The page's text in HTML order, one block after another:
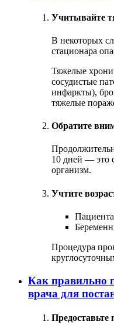
Учитывайте
В некоторых
стационара
Тяжелые
сосудистые
инфаркты),
тяжелые
Обратите
10 дней — это
организм.
Учтите
Процедура
Как правильно
врача для